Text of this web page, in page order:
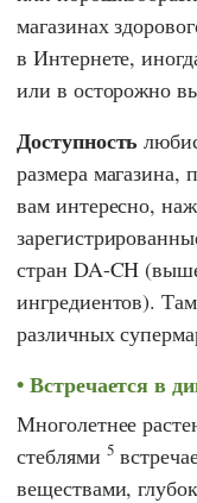
магазинах
в Интернете,
или в осторожно
Доступность
размера магазина,
вам интересно,
стран DA-CH
ингредиентов).
различных
Встречается в
Многолетнее
стеблями 5
веществами,